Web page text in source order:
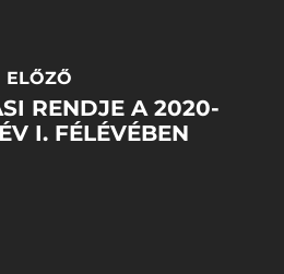
ELŐZŐ
RENDJE A 2020-
I. FÉLÉVÉBEN